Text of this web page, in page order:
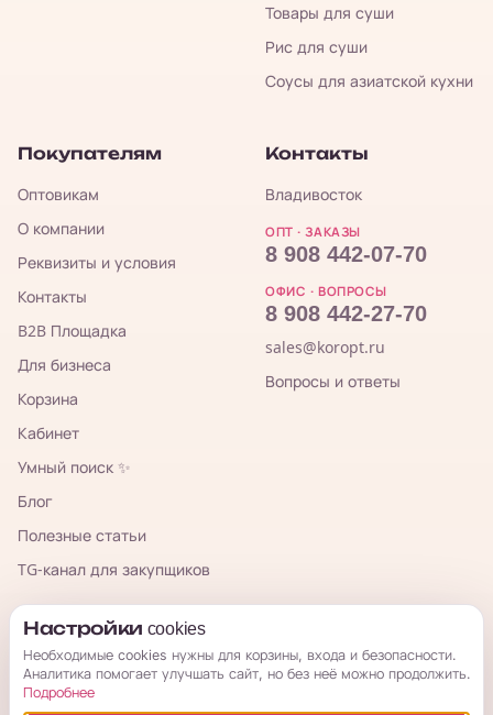
Товары для суши
Рис для суши
Соусы для азиатской кухни
Покупателям
Оптовикам
О компании
Реквизиты и условия
Контакты
B2B Площадка
Для бизнеса
Корзина
Кабинет
Умный поиск ✨
Блог
Полезные статьи
TG-канал для закупщиков
Контакты
Владивосток
ОПТ · ЗАКАЗЫ
8 908 442-07-70
ОФИС · ВОПРОСЫ
8 908 442-27-70
sales@koropt.ru
Вопросы и ответы
КорОпт
Настройки cookies
Необходимые cookies нужны для корзины, входа и безопасности.
Аналитика помогает улучшать сайт, но без неё можно продолжить.
Подробнее